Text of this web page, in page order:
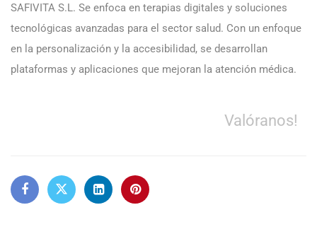
SAFIVITA S.L. Se enfoca en terapias digitales y soluciones
tecnológicas avanzadas para el sector salud. Con un enfoque
en la personalización y la accesibilidad, se desarrollan
plataformas y aplicaciones que mejoran la atención médica.
Valóranos!